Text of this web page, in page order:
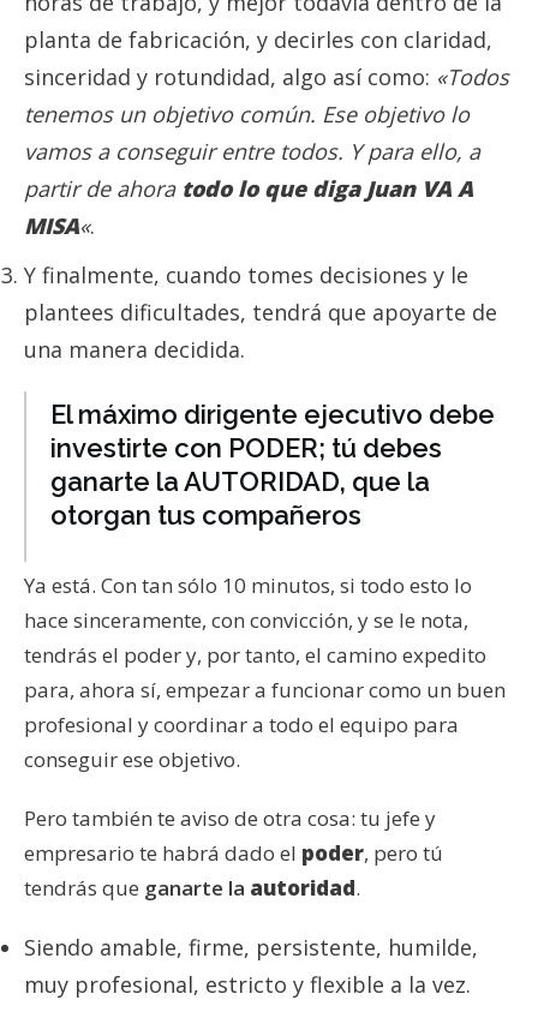
planta de fabricación, y decirles con claridad,
sinceridad y rotundidad, algo así como: «Todos
tenemos un objetivo común. Ese objetivo lo
vamos a conseguir entre todos. Y para ello, a
partir de ahora todo lo que diga Juan VA A
MISA«.
Y finalmente, cuando tomes decisiones y le
plantees dificultades, tendrá que apoyarte de
una manera decidida.
El máximo dirigente ejecutivo debe
investirte con PODER; tú debes
ganarte la AUTORIDAD, que la
otorgan tus compañeros
Ya está. Con tan sólo 10 minutos, si todo esto lo
hace sinceramente, con convicción, y se le nota,
tendrás el poder y, por tanto, el camino expedito
para, ahora sí, empezar a funcionar como un buen
profesional y coordinar a todo el equipo para
conseguir ese objetivo.
Pero también te aviso de otra cosa: tu jefe y
empresario te habrá dado el poder, pero tú
tendrás que ganarte la autoridad.
Siendo amable, firme, persistente, humilde,
muy profesional, estricto y flexible a la vez.